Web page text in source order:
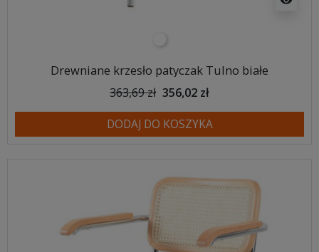
Drewniane krzesło patyczak Tulno białe
363,69 zł 356,02 zł
DODAJ DO KOSZYKA